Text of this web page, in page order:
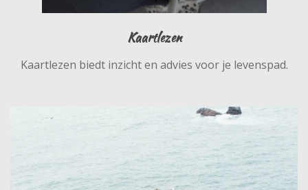
Kaartlezen
Kaartlezen biedt inzicht en advies voor je levenspad.